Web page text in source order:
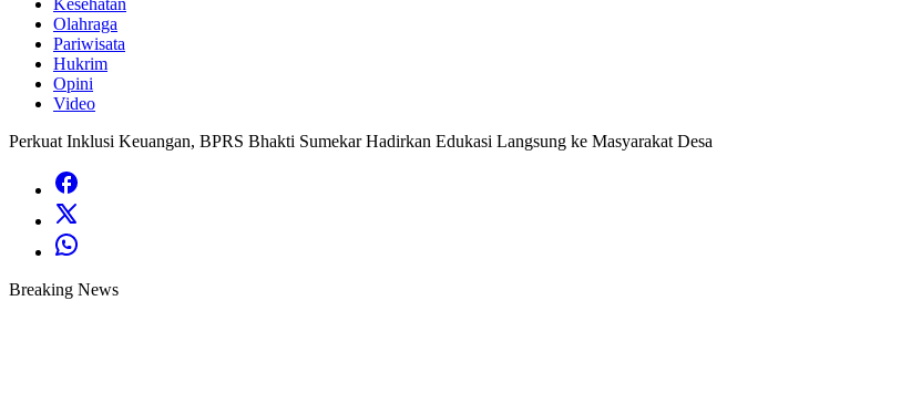
Kesehatan
Olahraga
Pariwisata
Hukrim
Opini
Video
Perkuat Inklusi Keuangan, BPRS Bhakti Sumekar Hadirkan Edukasi Langsung ke Masyarakat Desa
Breaking News